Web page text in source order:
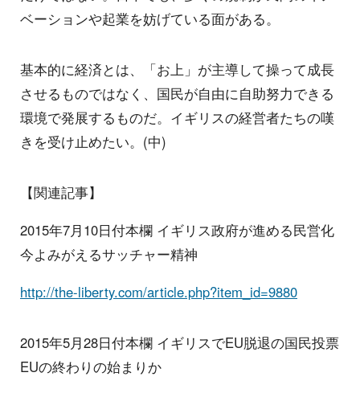
ベーションや起業を妨げている面がある。
基本的に経済とは、「お上」が主導して操って成長
させるものではなく、国民が自由に自助努力できる
環境で発展するものだ。イギリスの経営者たちの嘆
きを受け止めたい。(中)
【関連記事】
2015年7月10日付本欄 イギリス政府が進める民営化
今よみがえるサッチャー精神
http://the-liberty.com/article.php?item_id=9880
2015年5月28日付本欄 イギリスでEU脱退の国民投票
EUの終わりの始まりか